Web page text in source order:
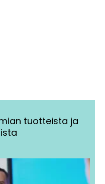
tuotteista ja